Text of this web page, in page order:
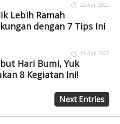
22 Apr 2022
Lebih Ramah
dengan 7 Tips Ini
19 Apr 2022
Hari Bumi, Yuk
8 Kegiatan Ini!
Next Entries